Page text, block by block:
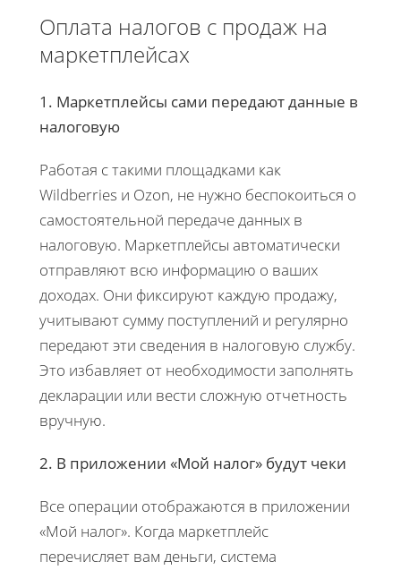
Оплата налогов с продаж на
маркетплейсах
1. Маркетплейсы сами передают данные в
налоговую
Работая с такими площадками как
Wildberries и Ozon, не нужно беспокоиться о
самостоятельной передаче данных в
налоговую. Маркетплейсы автоматически
отправляют всю информацию о ваших
доходах. Они фиксируют каждую продажу,
учитывают сумму поступлений и регулярно
передают эти сведения в налоговую службу.
Это избавляет от необходимости заполнять
декларации или вести сложную отчетность
вручную.
2. В приложении «Мой налог» будут чеки
Все операции отображаются в приложении
«Мой налог». Когда маркетплейс
перечисляет вам деньги, система